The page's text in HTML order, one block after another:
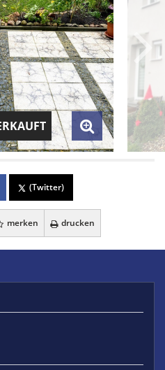
(Twitter)
merken drucken